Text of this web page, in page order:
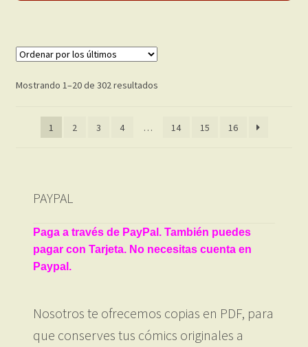
Mostrando 1–20 de 302 resultadosOrdenado
últimos
1 2 3 4 … 14 15 16
PAYPAL
Paga a través de PayPal. También puedes
pagar con Tarjeta. No necesitas cuenta en
Paypal.
Nosotros te ofrecemos copias en PDF, para
que conserves tus cómics originales a